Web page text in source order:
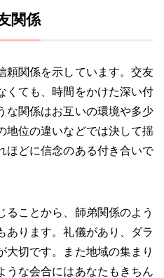
関係
頼関係を示しています。交友
くても、時間をかけた深い付
な関係はお互いの環境や多少
地位の違いなどでは決して揺
ほどに信念のある付き合いで
ることから、師弟関係のよう
あります。礼儀があり、ダラ
大切です。また地域の集まり
うな会合にはあなたもきちん